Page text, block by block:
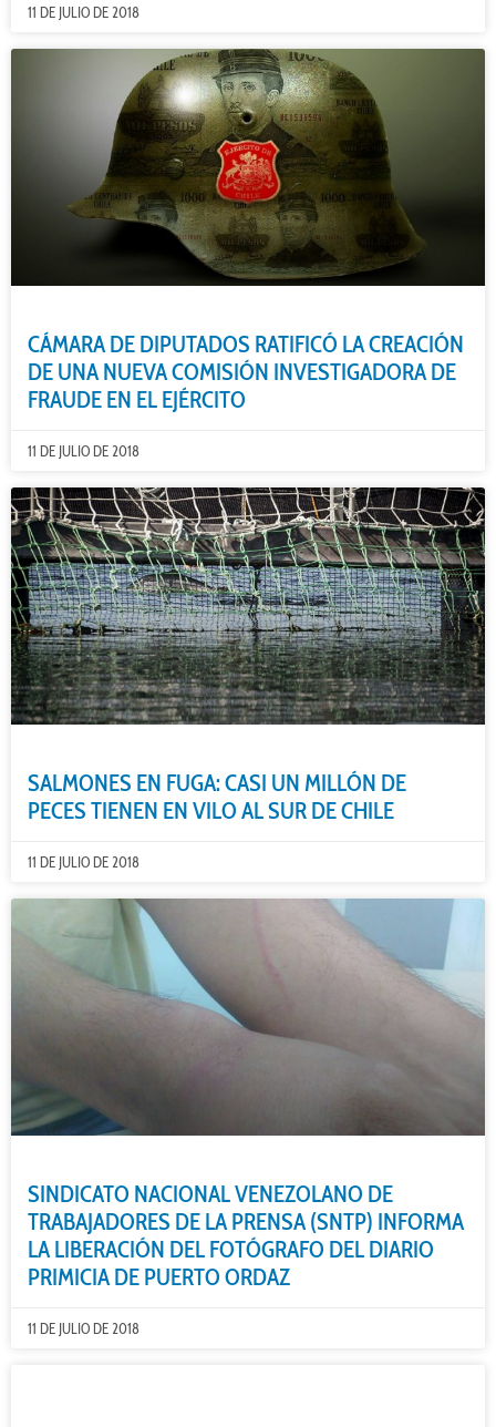
11 DE JULIO DE 2018
CÁMARA DE DIPUTADOS RATIFICÓ LA CREACIÓN
DE UNA NUEVA COMISIÓN INVESTIGADORA DE
FRAUDE EN EL EJÉRCITO
11 DE JULIO DE 2018
SALMONES EN FUGA: CASI UN MILLÓN DE
PECES TIENEN EN VILO AL SUR DE CHILE
11 DE JULIO DE 2018
SINDICATO NACIONAL VENEZOLANO DE
TRABAJADORES DE LA PRENSA (SNTP) INFORMA
LA LIBERACIÓN DEL FOTÓGRAFO DEL DIARIO
PRIMICIA DE PUERTO ORDAZ
11 DE JULIO DE 2018